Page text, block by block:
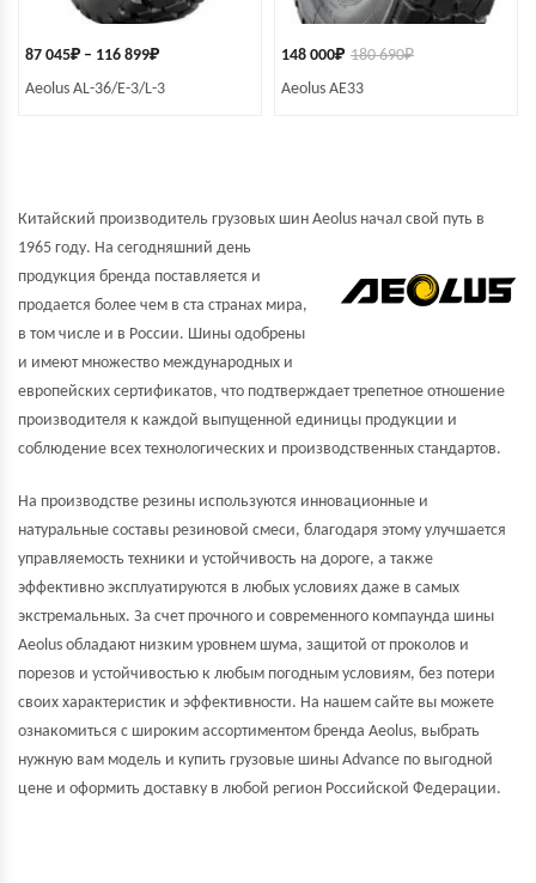
87 045₽ – 116 899₽
Aeolus AL-36/E-3/L-3
180 690₽
148 000₽
Aeolus AE33
Китайский производитель грузовых шин Aeolus начал свой путь в
1965 году. На сегодняшний день
продукция бренда поставляется и
продается более чем в ста странах мира,
в том числе и в России. Шины одобрены
и имеют множество международных и
европейских сертификатов, что подтверждает трепетное отношение
производителя к каждой выпущенной единицы продукции и
соблюдение всех технологических и производственных стандартов.
На производстве резины используются инновационные и
натуральные составы резиновой смеси, благодаря этому улучшается
управляемость техники и устойчивость на дороге, а также
эффективно эксплуатируются в любых условиях даже в самых
экстремальных. За счет прочного и современного компаунда шины
Aeolus обладают низким уровнем шума, защитой от проколов и
порезов и устойчивостью к любым погодным условиям, без потери
своих характеристик и эффективности. На нашем сайте вы можете
ознакомиться с широким ассортиментом бренда Aeolus, выбрать
нужную вам модель и купить грузовые шины Advance по выгодной
цене и оформить доставку в любой регион Российской Федерации.